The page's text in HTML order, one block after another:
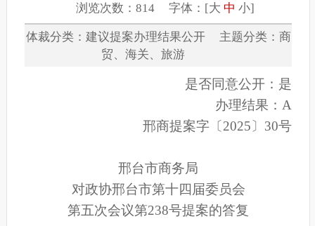
浏览次数：814 字体：[大 中 小]
体裁分类：建议提案办理结果公开 主题分类：商
贸、海关、旅游
是否同意公开：是
办理结果：A
邢商提案字〔2025〕30号
邢台市商务局
对政协邢台市第十四届委员会
第五次会议第238号提案的答复